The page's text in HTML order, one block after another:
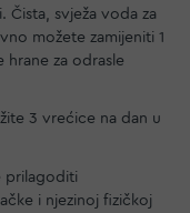
Čista, svježa voda za
možete zamijeniti 1
hrane za odrasle
3 vrećice na dan u
prilagoditi
i njezinoj fizičkoj